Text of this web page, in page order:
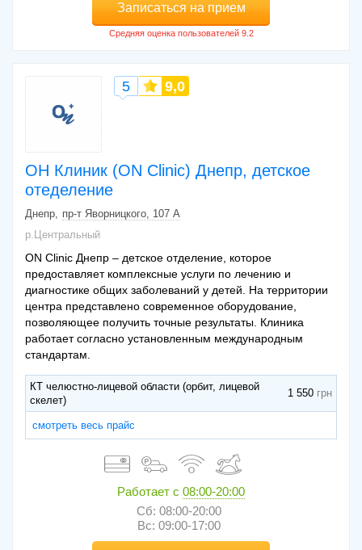
Записаться на прием
ОН Клиник (ON Clinic) Днепр, детское
отеделение
5 9,0
Днепр
пр-т Яворницкого, 107 А
р.Центральный
ON Clinic Днепр – детское отделение, которое
предоставляет комплексные услуги по лечению и
диагностике общих заболеваний у детей. На территории
центра представлено современное оборудование,
позволяющее получить точные результаты. Клиника
работает согласно установленным международным
стандартам.
КТ челюстно-лицевой области (орбит, лицевой
скелет)
1 550
смотреть весь прайс
Работает с 08:00-20:00
Сб: 08:00-20:00
Вс: 09:00-17:00